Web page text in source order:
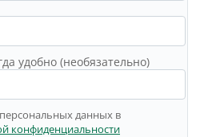
удобно (необязательно)
данных в
конфиденциальности